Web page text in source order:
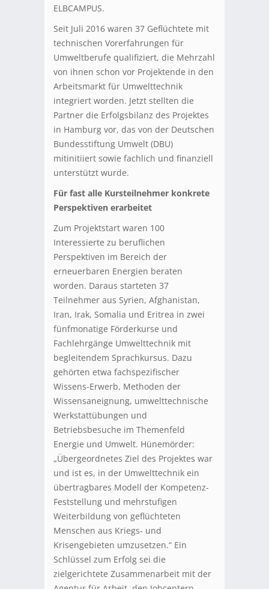
ELBCAMPUS.
Seit Juli 2016 waren 37 Geflüchtete mit
technischen Vorerfahrungen für
Umweltberufe qualifiziert, die Mehrzahl
von ihnen schon vor Projektende in den
Arbeitsmarkt für Umwelttechnik
integriert worden. Jetzt stellten die
Partner die Erfolgsbilanz des Projektes
in Hamburg vor, das von der Deutschen
Bundesstiftung Umwelt (DBU)
mitinitiiert sowie fachlich und finanziell
unterstützt wurde.
Für fast alle Kursteilnehmer konkrete
Perspektiven erarbeitet
Zum Projektstart waren 100
Interessierte zu beruflichen
Perspektiven im Bereich der
erneuerbaren Energien beraten
worden. Daraus starteten 37
Teilnehmer aus Syrien, Afghanistan,
Iran, Irak, Somalia und Eritrea in zwei
fünfmonatige Förderkurse und
Fachlehrgänge Umwelttechnik mit
begleitendem Sprachkursus. Dazu
gehörten etwa fachspezifischer
Wissens-Erwerb, Methoden der
Wissensaneignung, umwelttechnische
Werkstattübungen und
Betriebsbesuche im Themenfeld
Energie und Umwelt. Hünemörder:
„Übergeordnetes Ziel des Projektes war
und ist es, in der Umwelttechnik ein
übertragbares Modell der Kompetenz-
Feststellung und mehrstufigen
Weiterbildung von geflüchteten
Menschen aus Kriegs- und
Krisengebieten umzusetzen.“ Ein
Schlüssel zum Erfolg sei die
zielgerichtete Zusammenarbeit mit der